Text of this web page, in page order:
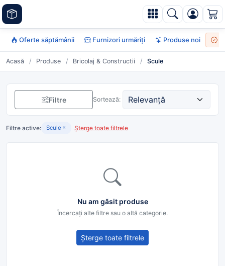
Oferte săptămânii Furnizori urmăriți Produse noi
Acasă / Produse / Bricolaj & Constructii / Scule
Filtre Sortează:
Filtre active: Scule Șterge toate filtrele
Nu am găsit produse
Încercați alte filtre sau o altă categorie.
Șterge toate filtrele